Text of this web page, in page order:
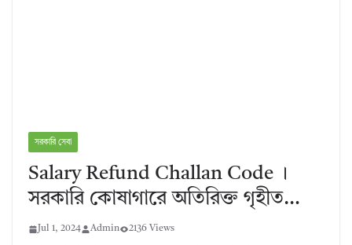
সরকারি সেবা
Salary Refund Challan Code ।
সরকারি কোষাগারে অতিরিক্ত গৃহীত…
Jul 1, 2024 Admin 2136 Views